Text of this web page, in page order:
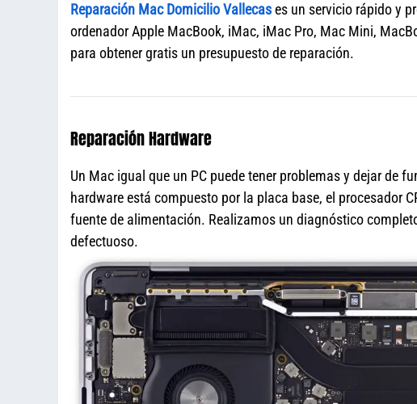
Reparación Mac Domicilio Vallecases un servicio rápido y
ordenador Apple MacBook, iMac, iMac Pro, Mac Mini,
para obtener gratis un presupuesto de reparación.
Reparación Hardware
Un Mac igual que un PC puede tener problemas y dejar de
hardware está compuesto por la placa base, el procesador
fuente de alimentación. Realizamos un diagnóstico
defectuoso.